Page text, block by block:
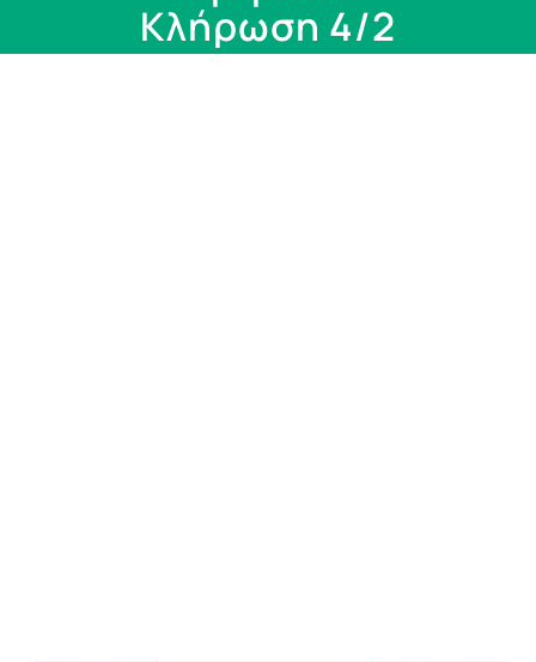
Κλήρωση 4/2